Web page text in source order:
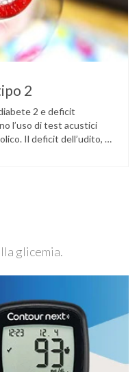
2
2 e deficit
l’uso di test acustici
Il deficit dell’udito, o
glicemia.